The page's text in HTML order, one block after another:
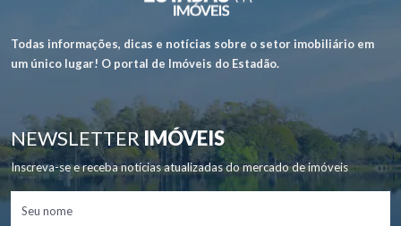
Todas informações, dicas e notícias sobre o setor imobiliário em
um único lugar! O portal de Imóveis do Estadão.
NEWSLETTERIMÓVEIS
Inscreva-se e receba notícias atualizadas do mercado de imóveis